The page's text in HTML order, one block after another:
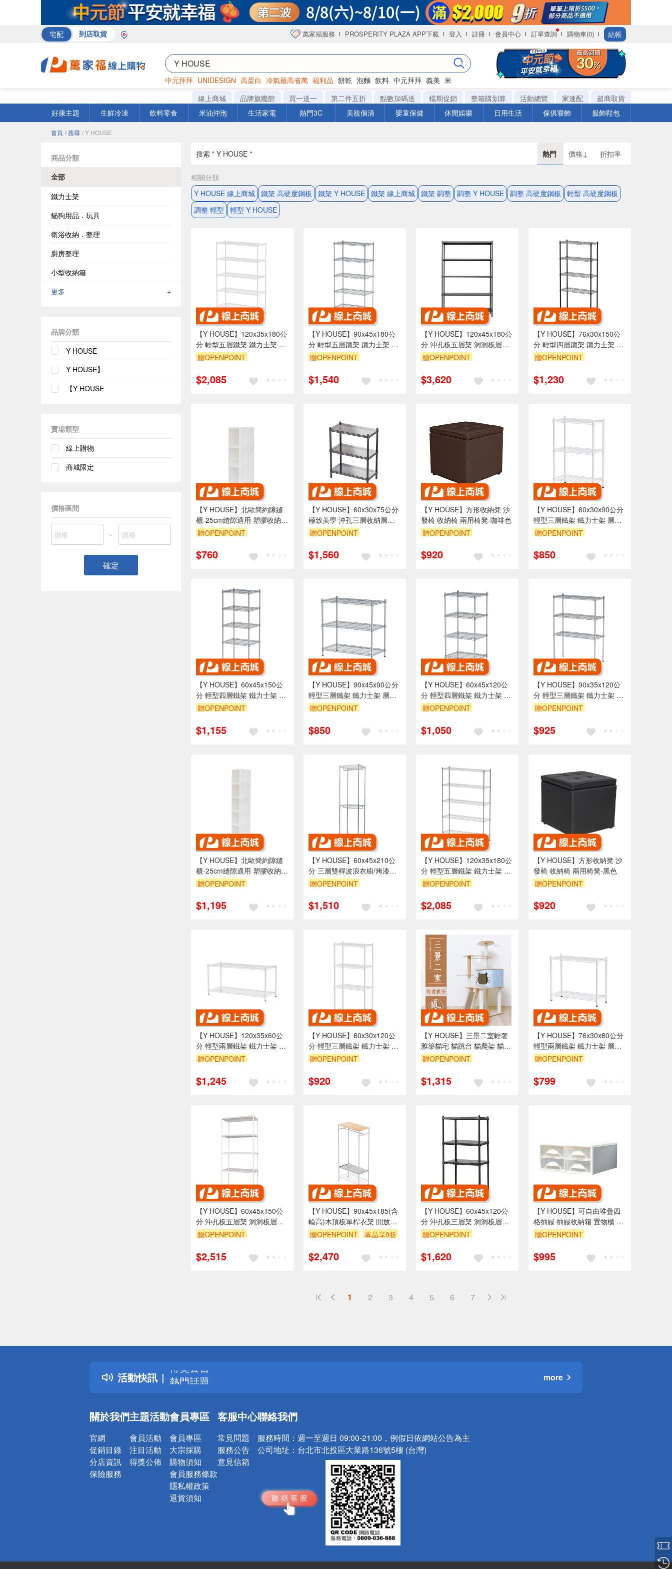
宅配 到店取貨 萬家福服務 PROSPERITY PLAZA APP下載 登入 註冊 會員中心 訂單查詢 購物車(0) 結帳
中元拜拜 UNIDESIGN 高蛋白 冷氣最高省萬 福利品 餅乾 泡麵 飲料 中元拜拜 義美 米
罐頭 咖啡 海苔
線上商城 品牌旗艦館 買一送一 第二件五折 點數加碼送 檔期促銷 整箱購划算 活動總覽 家速配
超商取貨
好康主題
生鮮冷凍 飲料零食 米油沖泡 生活家電 熱門3C 美妝個清 嬰童保健 休閒娛樂 日用生活 傢俱寢飾 服飾鞋包
首頁 / 搜尋 / Y HOUSE
商品分類
全部
鐵力士架
貓狗用品．玩具
衛浴收納．整理
廚房整理
小型收納箱
更多
+
品牌分類
Y HOUSE
Y HOUSE】
【Y HOUSE
賣場類型
線上購物
商城限定
價格區間
-
確定
搜索 " Y HOUSE " 熱門 價格↓ 折扣率
相關分類
Y HOUSE 線上商城 鐵架 高硬度鋼板 鐵架 Y HOUSE 鐵架 線上商城 鐵架 調整 調整 Y HOUSE 調整 高硬度鋼板
輕型 高硬度鋼板
調整 輕型
輕型 Y HOUSE
【Y HOUSE】120x35x180公
分 輕型五層鐵架 鐵力士架 層
架-烤漆白
贈OPENPOINT
$2,085
【Y HOUSE】90x45x180公
分 輕型五層鐵架 鐵力士架 層
架-電鍍
贈OPENPOINT
$1,540
【Y HOUSE】120x45x180公
分 沖孔板五層架 洞洞板層架
鐵架 -烤漆黑
贈OPENPOINT
$3,620
【Y HOUSE】76x30x150公
分 輕型四層鐵架 鐵力士架 層
架-烤漆黑
贈OPENPOINT
$1,230
【Y HOUSE】北歐簡約隙縫
櫃-25cm縫隙適用 塑膠收納箱
抽屜櫃
贈OPENPOINT
$760
【Y HOUSE】60x30x75公分
極致美學 沖孔三層收納層架-
烤漆黑
贈OPENPOINT
$1,560
【Y HOUSE】方形收納凳 沙
發椅 收納椅 兩用椅凳-咖啡色
贈OPENPOINT
$920
【Y HOUSE】60x30x90公分
輕型三層鐵架 鐵力士架 層架-
烤漆白
贈OPENPOINT
$850
【Y HOUSE】60x45x150公
分 輕型四層鐵架 鐵力士架 層
架-電鍍
贈OPENPOINT
$1,155
【Y HOUSE】90x45x90公分
輕型三層鐵架 鐵力士架 層架-
電鍍
贈OPENPOINT
$850
【Y HOUSE】60x45x120公
分 輕型四層鐵架 鐵力士架 層
架-電鍍
贈OPENPOINT
$1,050
【Y HOUSE】90x35x120公
分 輕型三層鐵架 鐵力士架 層
架-電鍍
贈OPENPOINT
$925
【Y HOUSE】北歐簡約隙縫
櫃-25cm縫隙適用 塑膠收納箱
抽屜櫃-五層
贈OPENPOINT
$1,195
【Y HOUSE】60x45x210公
分 三層雙桿波浪衣櫥/烤漆層
架/衣架/鐵力士架-銀色
贈OPENPOINT
$1,510
【Y HOUSE】120x35x180公
分 輕型五層鐵架 鐵力士架 層
架-電鍍
贈OPENPOINT
$2,085
【Y HOUSE】方形收納凳 沙
發椅 收納椅 兩用椅凳-黑色
贈OPENPOINT
$920
【Y HOUSE】120x35x60公
分 輕型兩層鐵架 鐵力士架 層
架-烤漆白
贈OPENPOINT
$1,245
【Y HOUSE】60x30x120公
分 輕型三層鐵架 鐵力士架 層
架-烤漆白
贈OPENPOINT
$920
【Y HOUSE】三景二室輕奢
雅築貓宅 貓跳台 貓爬架 貓窩
粗麻繩柱 貓抓板 貓宅
贈OPENPOINT
$1,315
【Y HOUSE】76x30x60公分
輕型兩層鐵架 鐵力士架 層架-
烤漆白
贈OPENPOINT
$799
【Y HOUSE】60x45x150公
分 沖孔板五層架 洞洞板層架
鐵架 -烤漆白
贈OPENPOINT
$2,515
【Y HOUSE】90x45x185(含
輪高)木頂板單桿衣架 開放式
衣架 移動衣帽架-平台款白色
贈OPENPOINT
單品享9折
$2,470
【Y HOUSE】60x45x120公
分 沖孔板三層架 洞洞板層架
鐵架 -烤漆黑
贈OPENPOINT
$1,620
【Y HOUSE】可自由堆疊四
格抽屜 抽屜收納箱 置物櫃 塑
膠收納箱
贈OPENPOINT
$995
1 2 3 4 5 6 7
活動快訊
詐騙網頁！請小心！
得獎公告
熱門話題
銀行優惠
詐騙網頁！請小心！
more
關於我們
官網
促銷目錄
分店資訊
保險服務
主題活動
會員活動
注目活動
得獎公佈
會員專區
會員專區
大宗採購
購物須知
會員服務條款
隱私權政策
退貨須知
客服中心
常見問題
服務公告
意見信箱
聯絡我們
服務時間： 週一至週日 09:00-21:00，例假日依網站公告為主
公司地址： 台北市北投區大業路136號5樓 (台灣)